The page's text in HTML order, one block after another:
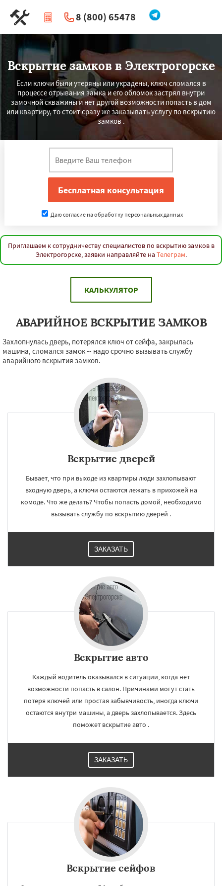
8 (800) 65478
| Перезвоните мне
Вскрытие замков в Электрогорске
Если ключи были утеряны или украдены, ключ сломался в
процессе отрывания замка и его обломок застрял внутри
замочной скважины и нет другой возможности попасть в дом
или квартиру, то стоит сразу же заказывать услугу по вскрытию
замков .
Даю согласие на обработку персональных данных
Приглашаем к сотрудничеству специалистов по вскрытию замков в
Электрогорске, заявки направляйте на Телеграм.
КАЛЬКУЛЯТОР
АВАРИЙНОЕ ВСКРЫТИЕ ЗАМКОВ
Захлопнулась дверь, потерялся ключ от сейфа, закрылась
машина, сломался замок -- надо срочно вызывать службу
аварийного вскрытия замков.
Вскрытие дверей
Бывает, что при выходе из квартиры люди захлопывают
входную дверь, а ключи остаются лежать в прихожей на
комоде. Что же делать? Чтобы попасть домой, необходимо
вызывать службу по вскрытию дверей .
ЗАКАЗАТЬ
Вскрытие авто
Каждый водитель оказывался в ситуации, когда нет
возможности попасть в салон. Причинами могут стать
потеря ключей или простая забывчивость, иногда ключи
остаются внутри машины, а дверь захлопывается. Здесь
поможет вскрытие авто .
ЗАКАЗАТЬ
Вскрытие сейфов